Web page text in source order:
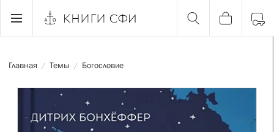
Главная / Темы / Богословие